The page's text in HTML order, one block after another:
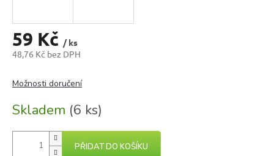
59 Kč / ks
48,76 Kč bez DPH
cena:
Skladem (6 ks)
Možnosti doručení
PŘIDAT DO KOŠÍKU